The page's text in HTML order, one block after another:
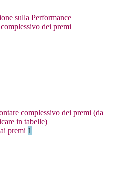
sulla Performance
dei premi
complessivo dei premi (da
in tabelle)
premi 1